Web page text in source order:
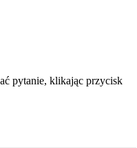
pytanie, klikając przycisk